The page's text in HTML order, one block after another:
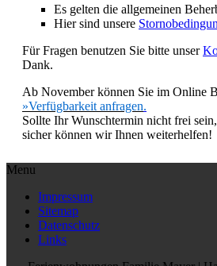
Es gelten die allgemeinen
Hier sind unsere
Für Fragen benutzen Sie bitte unser
Dank.
Ab November können Sie im Online
»Verfügbarkeit anfragen.
Sollte Ihr Wunschtermin nicht frei
sicher können wir Ihnen weiterhelfen!
Menu
Impressum
Sitemap
Datenschutz
Links